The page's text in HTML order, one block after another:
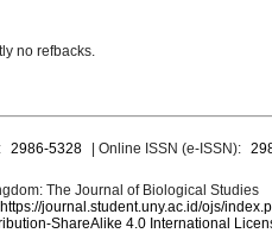
no refbacks.
2986-5328 | Online ISSN (e-ISSN):
The Journal of Biological Studies
https://journal.student.uny.ac.id/ojs/
ShareAlike 4.0 International